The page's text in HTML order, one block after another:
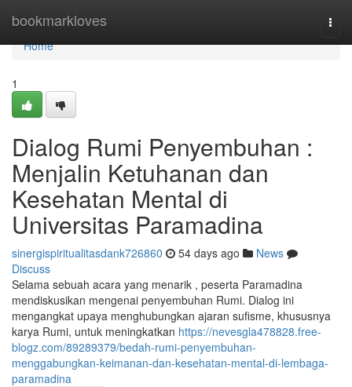
bookmarkloves
Home
Home
1
Dialog Rumi Penyembuhan :
Menjalin Ketuhanan dan
Kesehatan Mental di
Universitas Paramadina
sinergispiritualitasdank726860 54 days ago
News
Discuss
Selama sebuah acara yang menarik , peserta Paramadina
mendiskusikan mengenai penyembuhan Rumi. Dialog ini
mengangkat upaya menghubungkan ajaran sufisme, khususnya
karya Rumi, untuk meningkatkan https://nevesgla478828.free-
blogz.com/89289379/bedah-rumi-penyembuhan-
menggabungkan-keimanan-dan-kesehatan-mental-di-lembaga-
paramadina